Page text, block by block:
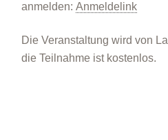
anmelden: Anmeldelink
Die Veranstaltung wird von
die Teilnahme ist kostenlos.